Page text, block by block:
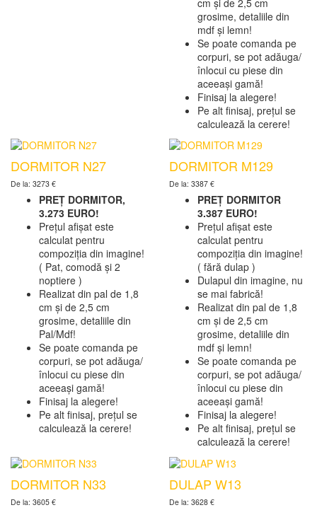
grosime, detaliile din
mdf și lemn!
Se poate comanda pe
corpuri, se pot adăuga/
înlocui cu piese din
aceeași gamă!
Finisaj la alegere!
Pe alt finisaj, prețul se
calculează la cerere!
DORMITOR N27
De la: 3273 €
PREȚ DORMITOR,
3.273 EURO!
Prețul afișat este
calculat pentru
compoziția din imagine!
( Pat, comodă și 2
noptiere )
Realizat din pal de 1,8
cm și de 2,5 cm
grosime, detaliile din
Pal/Mdf!
Se poate comanda pe
corpuri, se pot adăuga/
înlocui cu piese din
aceeași gamă!
Finisaj la alegere!
Pe alt finisaj, prețul se
calculează la cerere!
DORMITOR M129
De la: 3387 €
PREȚ DORMITOR
3.387 EURO!
Prețul afișat este
calculat pentru
compoziția din imagine!
( fără dulap )
Dulapul din imagine, nu
se mai fabrică!
Realizat din pal de 1,8
cm și de 2,5 cm
grosime, detaliile din
mdf și lemn!
Se poate comanda pe
corpuri, se pot adăuga/
înlocui cu piese din
aceeași gamă!
Finisaj la alegere!
Pe alt finisaj, prețul se
calculează la cerere!
DORMITOR N33
De la: 3605 €
DULAP W13
De la: 3628 €